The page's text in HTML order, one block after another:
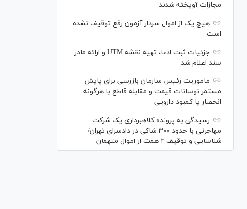
مجازات آویخته شدند
هیچ یک از اموال سردار آزمون رفع توقیف نشده
است
جزئیات ثبت ادعا، تهیه نقشه UTM و ارائه مادر
سند اعلام شد
ماموریت رئیس سازمان بازرسی برای پایش
مستمر نوسانات قیمت و مقابله قاطع با هرگونه
انحصار یا کمبود دارویی
رسیدگی به پرونده کلاهبرداری یک شرکت
مهاجرتی با حدود ۳۰۰ شاکی در دادسرای تهران/
شناسایی و توقیف ۲ همت از اموال متهمان